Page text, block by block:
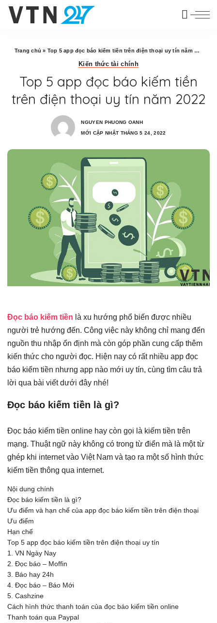
Trang chủ » Top 5 app đọc báo kiếm tiền trên điện thoại uy tín năm 2022
Kiến thức tài chính
Top 5 app đọc báo kiếm tiền
trên điện thoại uy tín năm 2022
NGUYEN PHUONG OANH
MỚI CẬP NHẬT THÁNG 5 24, 2022
Đọc báo kiếm tiền là xu hướng phổ biến được nhiều
người trẻ hướng đến. Công việc này không chỉ mang đến
nguồn thu nhập ổn định mà còn góp phần cung cấp thêm
kiến thức cho người đọc. Hiện nay có rất nhiều app đọc
báo kiếm tiền nhưng app nào mới uy tín, cùng tìm câu trả
lời qua bài viết dưới đây nhé!
Đọc báo kiếm tiền là gì?
Đọc báo kiếm tiền online hay còn gọi là kiếm tiền trên
mạng. Thuật ngữ này không có trong từ điển mà là một từ
ghép khi internet vào Việt Nam và tạo ra một số hình thức
kiếm tiền thông qua internet.
Nội dung chính
Đọc báo kiếm tiền là gì?
Ưu điểm và hạn chế của app đọc báo kiếm tiền trên điện thoại
Ưu điểm
Hạn chế
Top 5 app đọc báo kiếm tiền trên điện thoại uy tín
1. VN Ngày Nay
2. Đọc báo – Moffin
3. Báo hay 24h
4. Đọc báo – Báo Mới
5. Cashzine
Cách hình thức thanh toán của đọc báo kiếm tiền online
Thanh toán qua Paypal